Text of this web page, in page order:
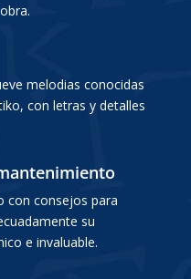
melodias conocidas
con letras y detalles
con consejos para
su
e invaluable.